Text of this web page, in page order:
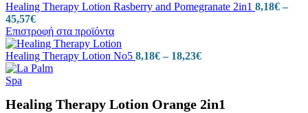
Healing Therapy Lotion Rasberry and Pomegranate 2in1 8,18€ –
45,57€Price
range:
8,18€
through
45,57€
Επιστροφή στα προϊόντα
Healing Therapy Lotion No5 8,18€ – 18,23€Price
18,23€
Healing Therapy Lotion Orange 2in1